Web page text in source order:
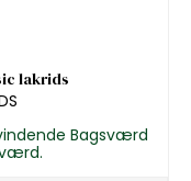
lakrids
Bagsværd